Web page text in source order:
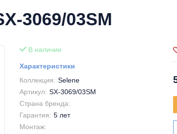
3069/03SM
В наличии
Характеристики
Коллекция: Selene
Артикул: SX-3069/03SM
Страна бренда:
Гарантия: 5 лет
Монтаж: